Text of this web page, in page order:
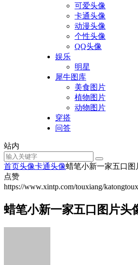
可爱头像
卡通头像
动漫头像
个性头像
QQ头像
娱乐
明星
犀牛图库
美食图片
植物图片
动物图片
穿搭
问答
站内
首页头像卡通头像蜡笔小新一家五口图
点赞
https://www.xintp.com/touxiang/
蜡笔小新一家五口图片头